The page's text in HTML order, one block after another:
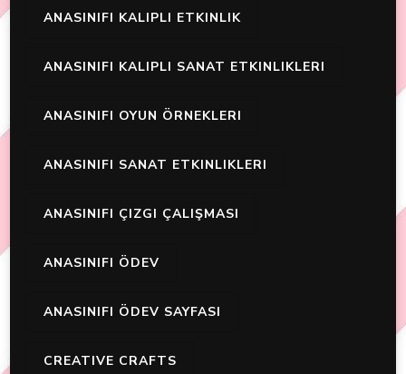
ANASINIFI KALIPLI ETKINLIK
ANASINIFI KALIPLI SANAT ETKINLIKLERI
ANASINIFI OYUN ÖRNEKLERI
ANASINIFI SANAT ETKINLIKLERI
ANASINIFI ÇIZGI ÇALIŞMASI
ANASINIFI ÖDEV
ANASINIFI ÖDEV SAYFASI
CREATIVE CRAFTS